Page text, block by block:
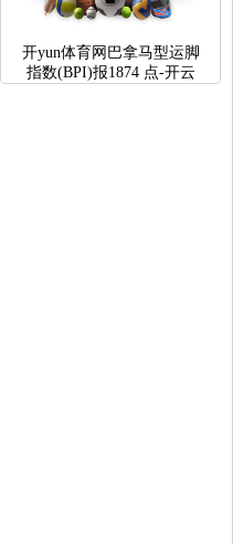
开yun体育网巴拿马型运脚
指数(BPI)报1874点-开云